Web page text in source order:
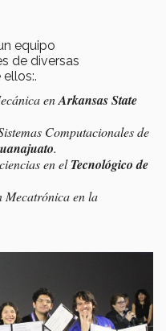
equipo
de diversas
enArkansas State
Computacionales de
.
en elTecnológico de
Mecatrónica en la